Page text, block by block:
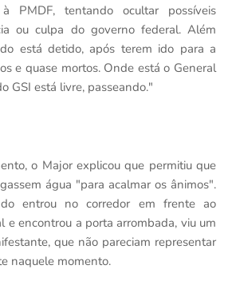
PMDF, tentando ocultar possíveis
ou culpa do governo federal. Além
está detido, após terem ido para a
e quase mortos. Onde está o General
GSI está livre, passeando."
o Major explicou que permitiu que
água "para acalmar os ânimos".
entrou no corredor em frente ao
e encontrou a porta arrombada, viu um
que não pareciam representar
naquele momento.